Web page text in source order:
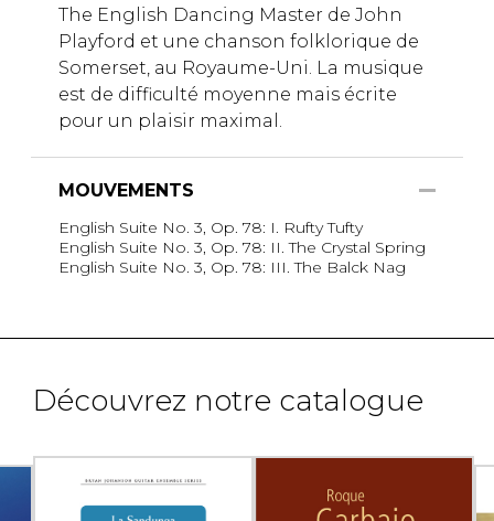
The English Dancing Master de John
Playford et une chanson folklorique de
Somerset, au Royaume-Uni. La musique
est de difficulté moyenne mais écrite
pour un plaisir maximal.
MOUVEMENTS
English Suite No. 3, Op. 78: I. Rufty Tufty
English Suite No. 3, Op. 78: II. The Crystal Spring
English Suite No. 3, Op. 78: III. The Balck Nag
Découvrez notre catalogue